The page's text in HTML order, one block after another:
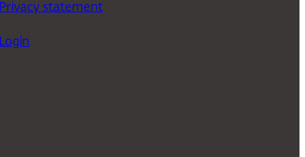
Privacy statement
Login